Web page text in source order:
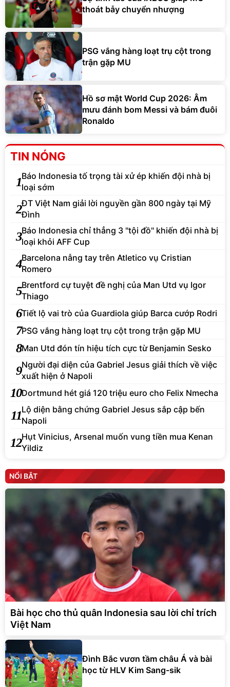
thoát bẫy chuyển nhượng
PSG vắng hàng loạt trụ cột trong
trận gặp MU
Hồ sơ mật World Cup 2026: Âm
mưu đánh bom Messi và bám đuôi
Ronaldo
TIN NÓNG
1Báo Indonesia tố trọng tài xử ép khiến đội nhà bị
loại sớm
2ĐT Việt Nam giải lời nguyền gần 800 ngày tại Mỹ
Đình
3Báo Indonesia chỉ thẳng 3 "tội đồ" khiến đội nhà bị
loại khỏi AFF Cup
4Barcelona nẫng tay trên Atletico vụ Cristian
Romero
5Brentford cự tuyệt đề nghị của Man Utd vụ Igor
Thiago
6Tiết lộ vai trò của Guardiola giúp Barca cướp Rodri
7PSG vắng hàng loạt trụ cột trong trận gặp MU
8Man Utd đón tín hiệu tích cực từ Benjamin Sesko
9Người đại diện của Gabriel Jesus giải thích về việc
xuất hiện ở Napoli
10Dortmund hét giá 120 triệu euro cho Felix Nmecha
11Lộ diện bằng chứng Gabriel Jesus sắp cập bến
Napoli
12Hụt Vinicius, Arsenal muốn vung tiền mua Kenan
Yildiz
NỔI BẬT
Bài học cho thủ quân Indonesia sau lời chỉ trích
Việt Nam
Đình Bắc vươn tầm châu Á và bài
học từ HLV Kim Sang-sik